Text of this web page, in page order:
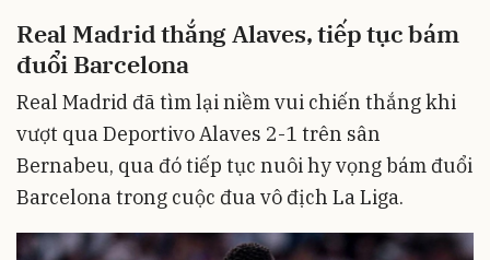
Real Madrid thắng Alaves, tiếp tục bám
đuổi Barcelona
Real Madrid đã tìm lại niềm vui chiến thắng khi
vượt qua Deportivo Alaves 2-1 trên sân
Bernabeu, qua đó tiếp tục nuôi hy vọng bám đuổi
Barcelona trong cuộc đua vô địch La Liga.